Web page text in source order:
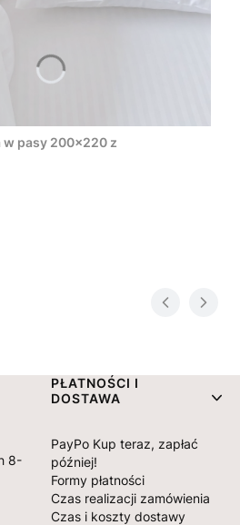
w pasy 200x220 z
8-
Linki w stopce
PŁATNOŚCI I
DOSTAWA
PayPo Kup teraz, zapłać
później!
Formy płatności
Czas realizacji zamówienia
Czas i koszty dostawy